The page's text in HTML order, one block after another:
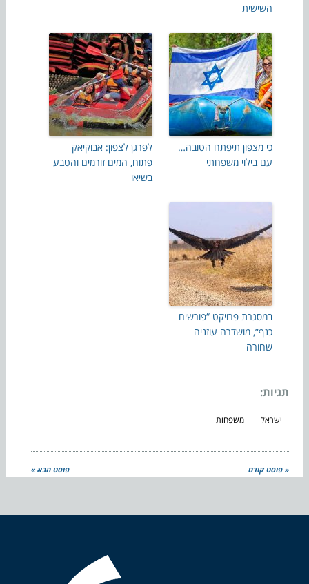
השישית
כי מצפון תיפתח הטובה…
עם בילוי משפחתי
לפרגן לצפון: אבוקיאק
פתוח, המים זורמים והטבע
בשיאו
במסגרת פרויקט “פורשים
כנף”, מושדרה עוזניה
שחורה
תגיות:
ישראל משפחות
« פוסט קודם פוסט הבא »